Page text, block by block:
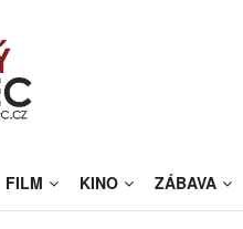
FILM KINO ZÁBAVA